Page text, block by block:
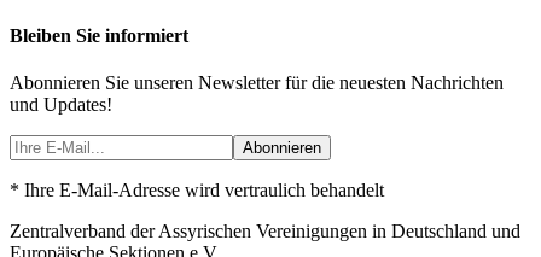
Bleiben Sie informiert
Abonnieren Sie unseren Newsletter für die neuesten Nachrichten
und Updates!
Abonnieren
* Ihre E-Mail-Adresse wird vertraulich behandelt
Zentralverband der Assyrischen Vereinigungen in Deutschland und
Europäische Sektionen e.V.